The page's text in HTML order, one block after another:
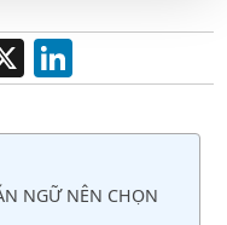
X
n
ke
dI
n
NGỮ NÊN CHỌN